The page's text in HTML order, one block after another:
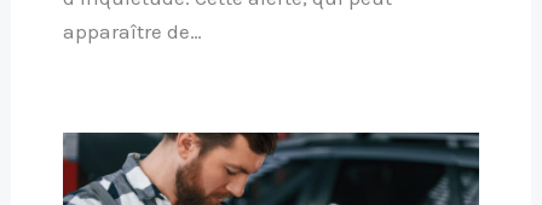
apparaître de…